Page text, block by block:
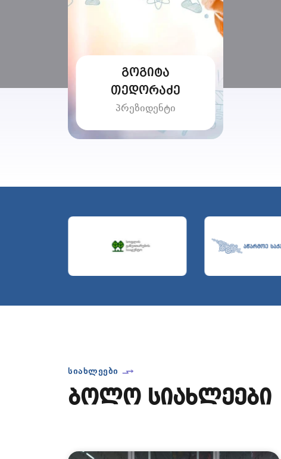
გოგიტა
თედორაძე
პრეზიდენტი
ᲡᲘᲐᲮᲚᲔᲔᲑᲘ
ბოლო სიახლეები